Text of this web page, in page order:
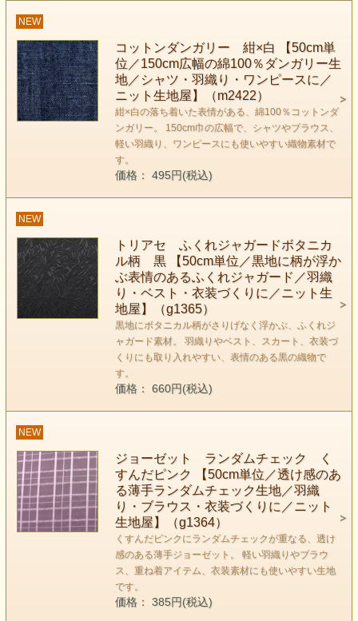
NEW
コットンダンガリー 紺×白 【50cm単
位／150cm広幅の綿100％ダンガリー生
地／シャツ・羽織り・ワンピースに／
ニット生地屋】（m2422）
紺×白の落ち着いた表情がある、綿100％コットンダ
ンガリー。 150cm巾の広幅で、シャツやブラウス、
軽い羽織り、ワンピースにも使いやすい織物素材で
す。
価格： 495円(税込)
NEW
トリアセ ふくれジャガードボタニカ
ル柄 黒 【50cm単位／黒地に柄が浮か
ぶ表情のあるふくれジャガード／羽織
り・ベスト・衣装づくりに／ニット生
地屋】（g1365）
黒地にボタニカル柄がさりげなく浮かぶ、ふくれジ
ャガード素材。 羽織りやベスト、スカート、衣装づ
くりにも取り入れやすい、表情のある黒の織物で
す。
価格： 660円(税込)
NEW
ジョーゼット ランダムチェック く
すんだピンク 【50cm単位／透け感のあ
る薄手ランダムチェック生地／羽織
り・ブラウス・衣装づくりに／ニット
生地屋】（g1364）
くすんだピンクにランダムチェックが重なる、透け
感のある薄手ジョーゼット。 軽い羽織りやブラウ
ス、重ね着アイテム、衣装素材にも使いやすい生地
です。
価格： 385円(税込)